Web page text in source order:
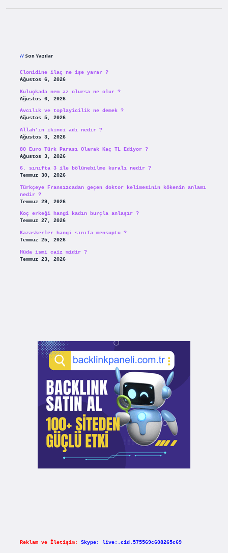
Son Yazılar
Clonidine ilaç ne işe yarar ?
Ağustos 6, 2026
Kuluçkada nem az olursa ne olur ?
Ağustos 6, 2026
Avcılık ve toplayicilik ne demek ?
Ağustos 5, 2026
Allah’ın ikinci adı nedir ?
Ağustos 3, 2026
80 Euro Türk Parası Olarak Kaç TL Ediyor ?
Ağustos 3, 2026
6. sınıfta 3 ile bölünebilme kuralı nedir ?
Temmuz 30, 2026
Türkçeye Fransızcadan geçen doktor kelimesinin kökenin anlamı
nedir ?
Temmuz 29, 2026
Koç erkeği hangi kadın burçla anlaşır ?
Temmuz 27, 2026
Kazaskerler hangi sınıfa mensuptu ?
Temmuz 25, 2026
Hüda ismi caiz midir ?
Temmuz 23, 2026
Reklam ve İletişim: Skype: live:.cid.575569c608265c69